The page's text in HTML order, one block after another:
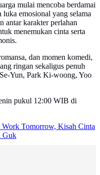
mulai mencoba berdamai
emosional yang selama
antar karakter perlahan
menemukan cinta serta
dan momen komedi,
ringan sekaligus penuh
Yun, Park Ki-woong, Yoo
pukul 12:00 WIB di
Work Tomorrow, Kisah Cinta
Guk